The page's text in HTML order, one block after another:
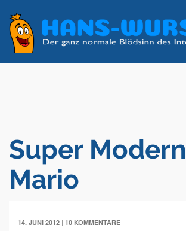
Super Modern
Mario
14. JUNI 2012 | 10 KOMMENTARE